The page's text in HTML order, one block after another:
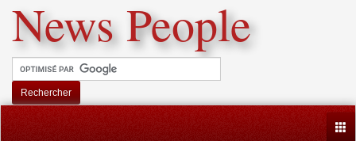
News People
Rechercher